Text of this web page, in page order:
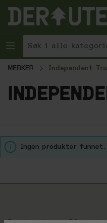
Hopp til innhold
MERKER Independent
Ingen produkter funnet.